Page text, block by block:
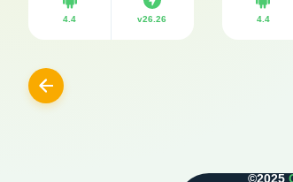
4.4 v26.26 4.4
Previous
©2025